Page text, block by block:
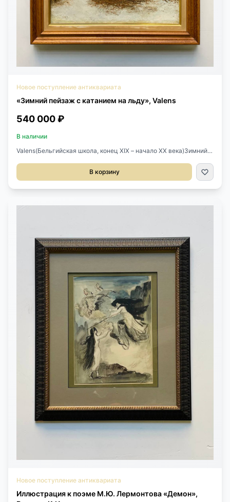
Новое поступление антиквариата
«Зимний пейзаж с катанием на льду», Valens
540 000 ₽
В наличии
Valens(Бельгийская школа, конец XIX – начало XX века)Зимний
холстРазмер: 46 × 65 смПодпись внизу слева: ValensРама —
поздняя, фабричного изготовления (ARQUATI, Италия, вторая
Туманная атмосфера, мягкий зимний свет итщательная
прорисовка деталей создают эффект присутствия и передают
настроение старогоевропейского города.Автор — Valens,
представитель бельгийской школы конца XIX – начала XX века,
известный своимизимними пейзажами с жанровыми сценами.
Работы художника встречаются на европейскихаукционах
(Christie’s, Bonhams, Dorotheum, Bernaerts), где востребованы у
коллекционеровтрадиционной пейзажной
живописи.СостояниеЕстественный равномерный кракелюр. На
обороте — небольшое старое укрепление холста(заплатка).
Подрамник заменён.
В корзину
Новое поступление антиквариата
Иллюстрация к поэме М.Ю. Лермонтова «Демон»,